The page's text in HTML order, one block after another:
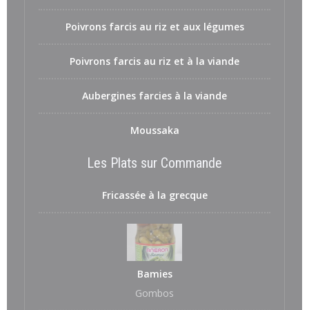
Poivrons farcis au riz et aux légumes
Poivrons farcis au riz et à la viande
Aubergines farcies à la viande
Moussaka
Les Plats sur Commande
Fricassée à la grecque
Bamies
Gombos